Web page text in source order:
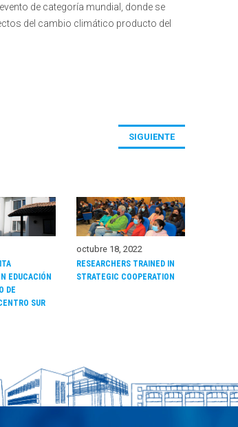
de categoría mundial, donde se
del cambio climático producto del
SIGUIENTE
EDUCACIÓN
DE
SUR
octubre 18, 2022
RESEARCHERS TRAINED IN
STRATEGIC COOPERATION